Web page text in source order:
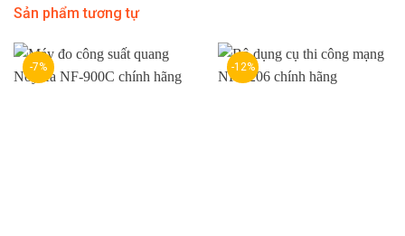
Sản phẩm tương tự
-7% -12%